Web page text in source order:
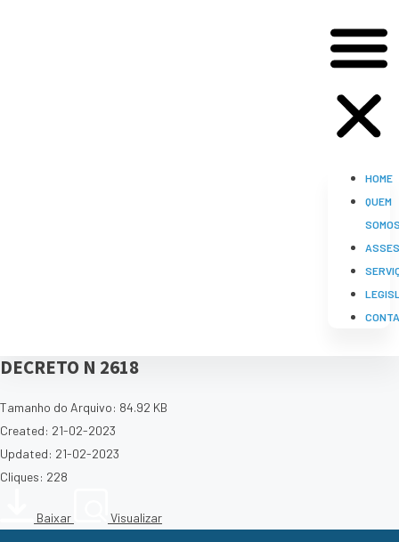
HOME
QUEM
DECRETO N 2618
Tamanho do Arquivo: 84.92 KB
Created: 21-02-2023
Updated: 21-02-2023
Cliques: 228
Baixar Visualizar